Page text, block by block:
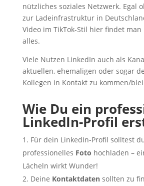
nützliches soziales Netzwerk. Egal
zur Ladeinfrastruktur in
Video im TikTok-Stil hier findet
alles.
Viele Nutzen LinkedIn auch als
aktuellen, ehemaligen oder sogar
Kollegen in Kontakt zu kommen/
Wie Du ein
LinkedIn-Profil
Für dein LinkedIn-Profil solltest
professionelles Foto hochladen –
Lächeln wirkt Wunder!
Deine Kontaktdaten sollten zu